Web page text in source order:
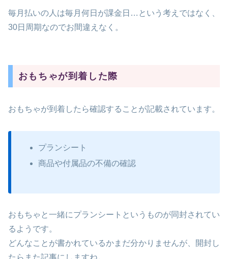
毎月払いの人は毎月何日が課金日…という考えではなく、
30日周期なのでお間違えなく。
おもちゃが到着した際
おもちゃが到着したら確認することが記載されています。
プランシート
商品や付属品の不備の確認
おもちゃと一緒にプランシートというものが同封されてい
るようです。
どんなことが書かれているかまだ分かりませんが、開封し